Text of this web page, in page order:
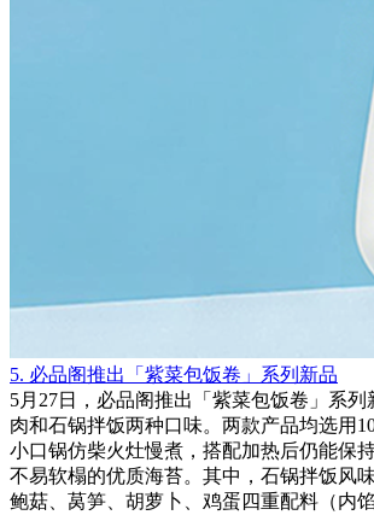
5. 必品阁推出「紫菜包饭卷」系列新品
5月27日，必品阁推出「紫菜包饭卷」系
肉和石锅拌饭两种口味。两款产品均选用
小口锅仿柴火灶慢煮，搭配加热后仍能保
不易软榻的优质海苔。其中，石锅拌饭风
鲍菇、莴笋、胡萝卜、鸡蛋四重配料（内